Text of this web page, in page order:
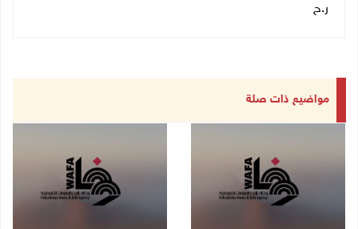
ر.ح
مواضيع ذات صلة